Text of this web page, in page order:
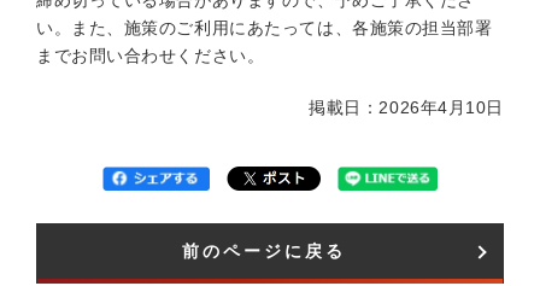
い。また、施策のご利用にあたっては、各施策の担当部署
までお問い合わせください。
掲載日：2026年4月10日
前のページに戻る